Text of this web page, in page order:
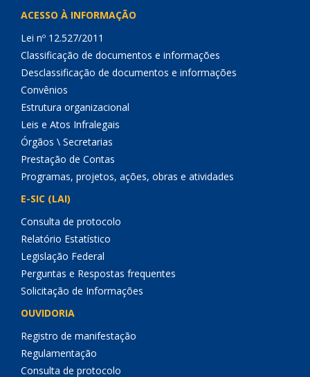
ACESSO À INFORMAÇÃO
Lei nº 12.527/2011
Classificação de documentos e informações
Desclassificação de documentos e informações
Convênios
Estrutura organizacional
Leis e Atos Infralegais
Órgãos \ Secretarias
Prestação de Contas
Programas, projetos, ações, obras e atividades
E-SIC (LAI)
Consulta de protocolo
Relatório Estatístico
Legislação Federal
Perguntas e Respostas frequentes
Solicitação de Informações
OUVIDORIA
Registro de manifestação
Regulamentação
Consulta de protocolo